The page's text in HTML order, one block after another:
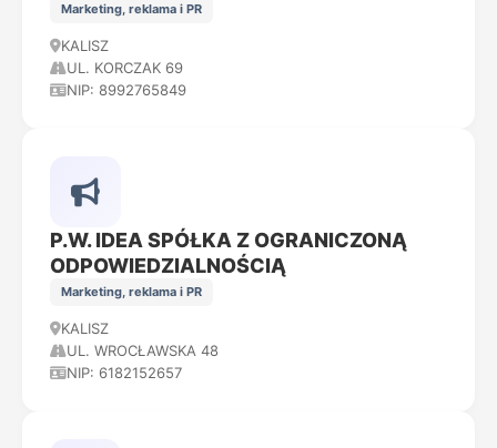
Marketing, reklama i PR
KALISZ
UL. KORCZAK 69
NIP: 8992765849
P.W. IDEA SPÓŁKA Z OGRANICZONĄ
ODPOWIEDZIALNOŚCIĄ
Marketing, reklama i PR
KALISZ
UL. WROCŁAWSKA 48
NIP: 6182152657